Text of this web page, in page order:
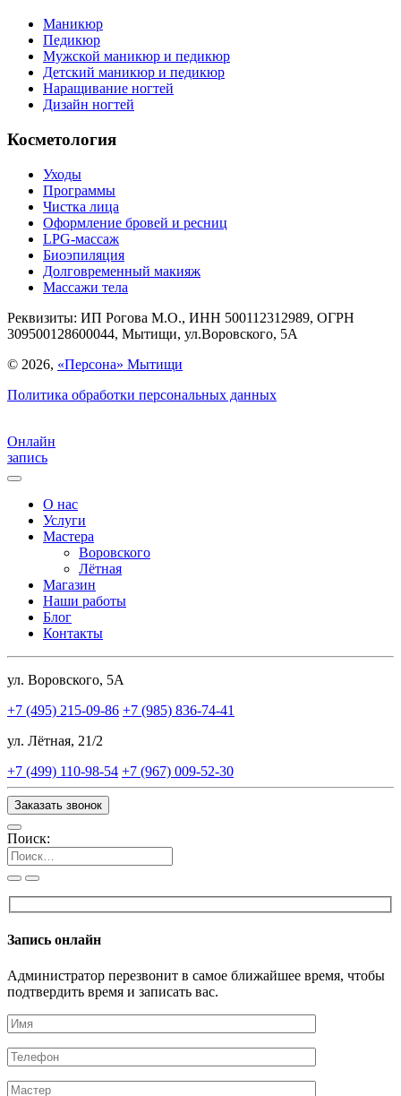
Маникюр
Педикюр
Мужской маникюр и педикюр
Детский маникюр и педикюр
Наращивание ногтей
Дизайн ногтей
Косметология
Уходы
Программы
Чистка лица
Оформление бровей и ресниц
LPG-массаж
Биоэпиляция
Долговременный макияж
Массажи тела
Реквизиты: ИП Рогова М.О., ИНН 500112312989, ОГРН
309500128600044, Мытищи, ул.Воровского, 5А
© 2026, «Персона» Мытищи
Политика обработки персональных данных
Онлайн
запись
О нас
Услуги
Мастера
Воровского
Лётная
Магазин
Наши работы
Блог
Контакты
ул. Воровского, 5А
+7 (495) 215-09-86 +7 (985) 836-74-41
ул. Лётная, 21/2
+7 (499) 110-98-54 +7 (967) 009-52-30
Заказать звонок
Поиск:
Запись онлайн
Администратор перезвонит в самое ближайшее время, чтобы
подтвердить время и записать вас.